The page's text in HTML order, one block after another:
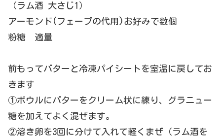
（ラム酒 大さじ1）
アーモンド(フェーブの代用)お好みで数個
粉糖 適量
前もってバターと冷凍パイシートを室温に戻してお
きます
①ボウルにバターをクリーム状に練り、
グラニュー
糖を加えてよく混ぜます。
②溶き卵を3回に分けて入れて軽くまぜ（ラム酒を